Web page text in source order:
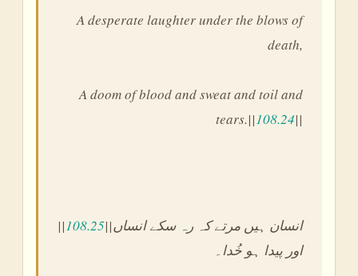
A desperate laughter under the blows of
death,
A doom of blood and sweat and toil and
tears.||108.24||
||108.25||انسان ہیں مرتے کہ رہ سکے انساں
اور پیدا ہو خُدا۔